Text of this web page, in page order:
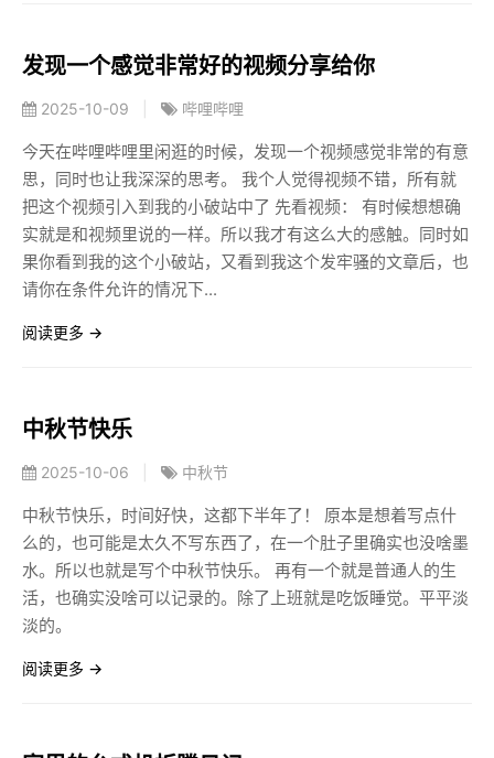
发现一个感觉非常好的视频分享给你
2025-10-09 哔哩哔哩
今天在哔哩哔哩里闲逛的时候，发现一个视频感觉非常的有意
思，同时也让我深深的思考。 我个人觉得视频不错，所有就
把这个视频引入到我的小破站中了 先看视频： 有时候想想确
实就是和视频里说的一样。所以我才有这么大的感触。同时如
果你看到我的这个小破站，又看到我这个发牢骚的文章后，也
请你在条件允许的情况下...
阅读更多 →
中秋节快乐
2025-10-06 中秋节
中秋节快乐，时间好快，这都下半年了！ 原本是想着写点什
么的，也可能是太久不写东西了，在一个肚子里确实也没啥墨
水。所以也就是写个中秋节快乐。 再有一个就是普通人的生
活，也确实没啥可以记录的。除了上班就是吃饭睡觉。平平淡
淡的。
阅读更多 →